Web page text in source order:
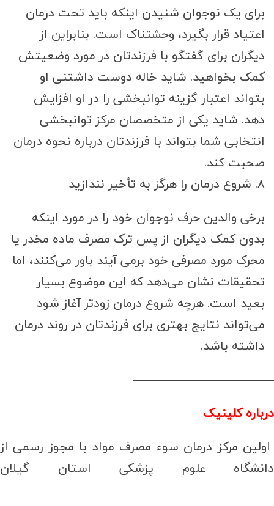
برای یک نوجوان شنیدن اینکه باید تحت درمان
اعتیاد قرار بگیرد، وحشتناک است. بنابراین از
دیگران برای گفتگو با فرزندتان در مورد وضعیتش
کمک بخواهید. شاید خاله دوست داشتنی او
بتواند اعتبار گزینه توانبخشی را در او افزایش
دهد. شاید یکی از متخصصان مرکز توانبخشی
انتخابی شما بتواند با فرزندتان درباره نحوه درمان
صحبت کند.
۸. شروع درمان را هرگز به تأخیر نندازید
برخی والدین حرف نوجوان خود را در مورد اینکه
بدون کمک دیگران از پس ترک مصرف ماده مخدر یا
محرک مورد مصرفی خود برمی آیند باور می‌کنند، اما
تحقیقات نشان می‌دهد که این موضوع بسیار
بعید است. هرچه شروع درمان زودتر آغاز شود
می‌تواند نتایج بهتری برای فرزندتان در روند درمان
داشته باشد.
———————————–
درباره کلینیک
اولین مرکز درمان سوء مصرف مواد با مجوز رسمی از
دانشگاه علوم پزشکی استان گیلان